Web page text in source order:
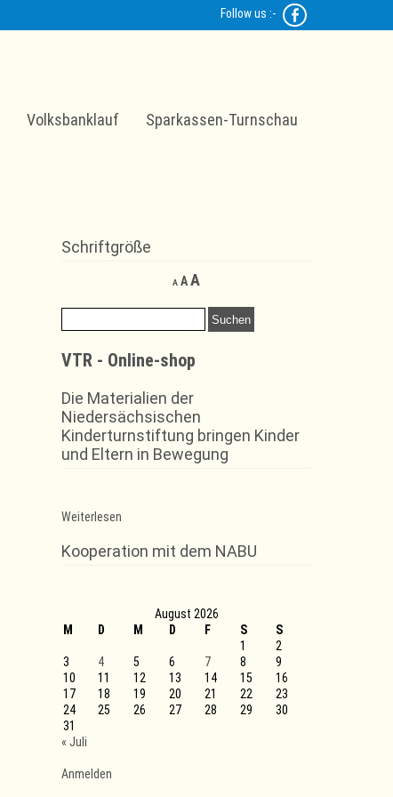
Follow us :-
Volksbanklauf Sparkassen-Turnschau
Schriftgröße
A
Decrease
font
A Reset
size.
A
size.
Suchen
nach:
VTR - Online-shop
Die Materialien der
Niedersächsischen
Kinderturnstiftung bringen Kinder
und Eltern in Bewegung
Weiterlesen
für
die
Kooperation mit dem NABU
August 2026
M
D M D F S
S
1
2
3
4 5 6 7 8
9
10
11 12 13 14 15
16
17
18 19 20 21 22
23
24
25 26 27 28 29
30
31
« Juli
Anmelden